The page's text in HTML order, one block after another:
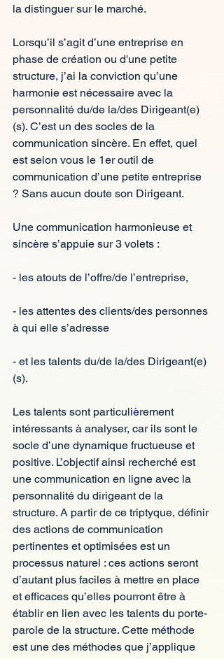
la distinguer sur le marché.
Lorsqu’il s’agit d’une entreprise en
phase de création ou d'une petite
structure, j’ai la conviction qu’une
harmonie est nécessaire avec la
personnalité du/de la/des Dirigeant(e)
(s). C’est un des socles de la
communication sincère. En effet, quel
est selon vous le 1er outil de
communication d’une petite entreprise
? Sans aucun doute son Dirigeant.
Une communication harmonieuse et
sincère s’appuie sur 3 volets :
- les atouts de l’offre/de l’entreprise,
- les attentes des clients/des personnes
à qui elle s’adresse
- et les talents du/de la/des Dirigeant(e)
(s).
Les talents sont particulièrement
intéressants à analyser, car ils sont le
socle d’une dynamique fructueuse et
positive. L’objectif ainsi recherché est
une communication en ligne avec la
personnalité du dirigeant de la
structure. A partir de ce triptyque, définir
des actions de communication
pertinentes et optimisées est un
processus naturel : ces actions seront
d’autant plus faciles à mettre en place
et efficaces qu’elles pourront être à
établir en lien avec les talents du porte-
parole de la structure. Cette méthode
est une des méthodes que j’applique